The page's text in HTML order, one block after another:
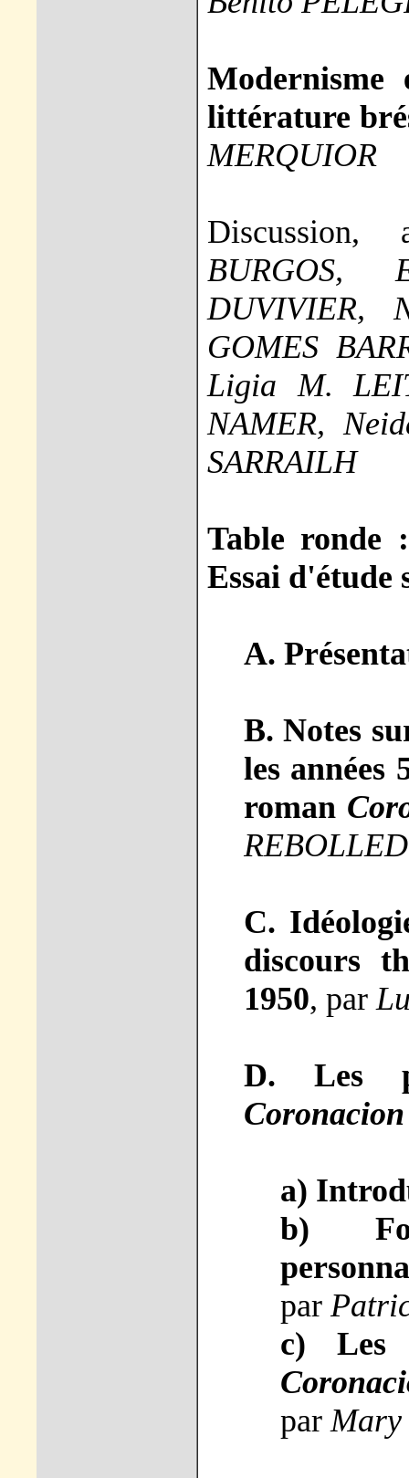
Modernisme
littérature
MERQUIOR
BURGOS,
DUVIVIER,
GOMES
Ligia M.
NAMER,
SARRAILH
Table
Essai d'étude
A.
B. Notes
les années
roman
C.
discours
1950, par
D. Les
Coronacion
a)
b)
par
c) Les
parMary